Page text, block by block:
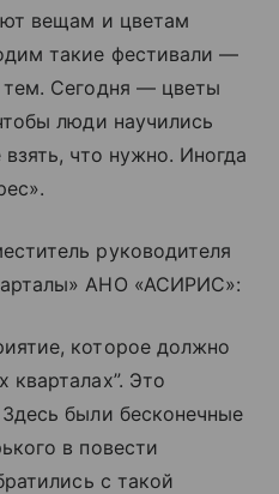
вещам и цветам
такие фестивали —
Сегодня — цветы
люди научились
что нужно. Иногда
руководителя
АНО «АСИРИС»:
которое должно
кварталах”. Это
были бесконечные
в повести
с такой